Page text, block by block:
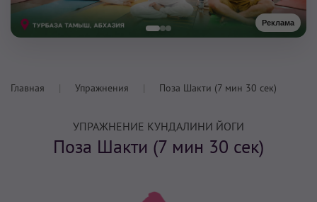
Реклама
Главная Упражнения Поза Шакти (7 мин 30 сек)
УПРАЖНЕНИЕ КУНДАЛИНИ ЙОГИ
Поза Шакти (7 мин 30 сек)